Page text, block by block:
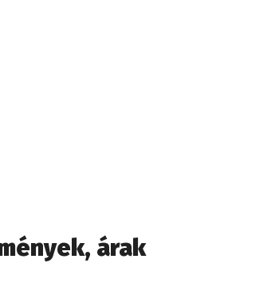
árak